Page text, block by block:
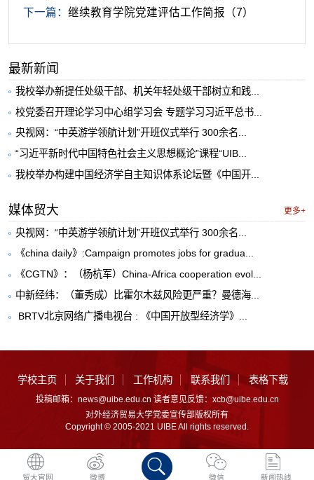
下一篇： 继续教育学院党建评估工作简报（7）
最新新闻
我校举办新提任处级干部、机关年轻处级干部树立和践...
校党委召开理论学习中心组学习会 专题学习习近平总书...
央视网：“中英游学领航计划”开班仪式举行 300余名...
“习近平新时代中国特色社会主义思想概论”课程“UIB...
我校举办构建中国经济学自主知识体系论坛暨《中国开...
媒体贸大 更多+
央视网：“中英游学领航计划”开班仪式举行 300余名...
《china daily》:Campaign promotes jobs for gradua...
《CGTN》：（杨杭军）China-Africa cooperation evol...
中新经纬：（董秀成）比霍尔木兹风险更严重？曼德海...
​ BRTV北京网络广播电视台 : 《中国开放型经济学》...
学校主页 关于我们 工作机构 联系我们 表格下载
投稿邮箱：news@uibe.edu.cn 读者意见反馈：xcb@uibe.edu.cn
对外经济贸易大学党委宣传部版权所有
Copyright © 2005-2021 UIBE All rights reserved.
贸大官网 微博 微信 新闻热线